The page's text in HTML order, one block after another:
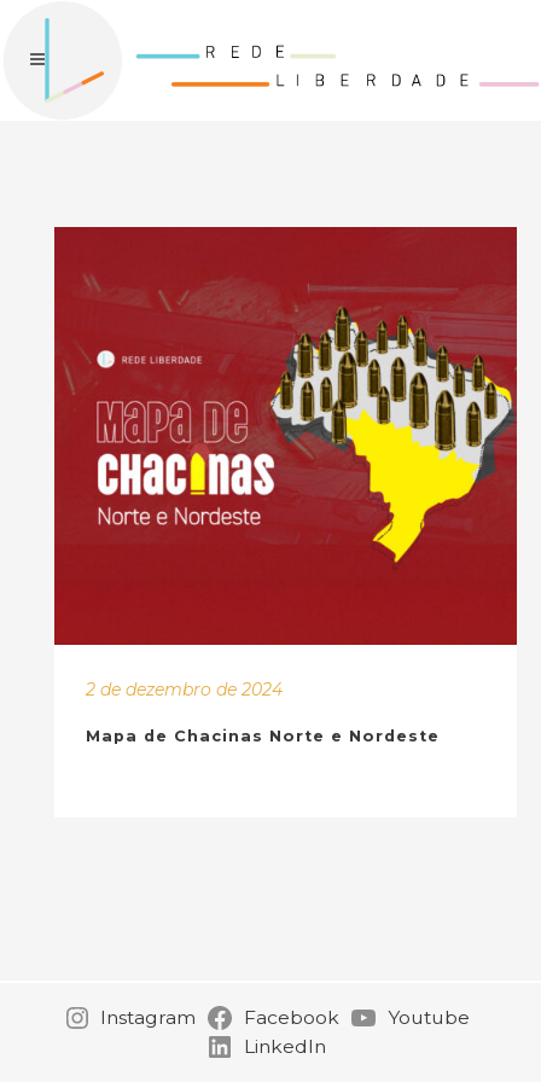
2 de dezembro de 2024
Mapa de Chacinas Norte e Nordeste
Instagram Facebook
Youtube
LinkedIn